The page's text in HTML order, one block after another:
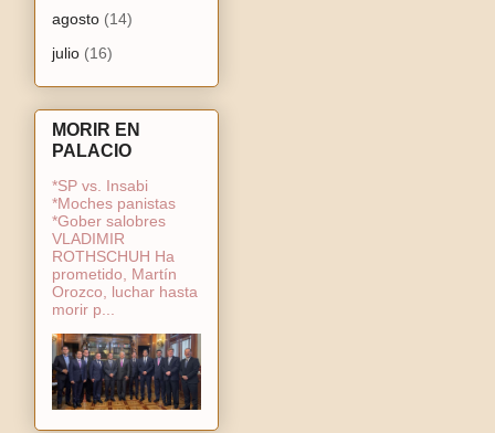
agosto (14)
julio (16)
MORIR EN
PALACIO
*SP vs. Insabi
*Moches panistas
*Gober salobres
VLADIMIR
ROTHSCHUH Ha
prometido, Martín
Orozco, luchar hasta
morir p...